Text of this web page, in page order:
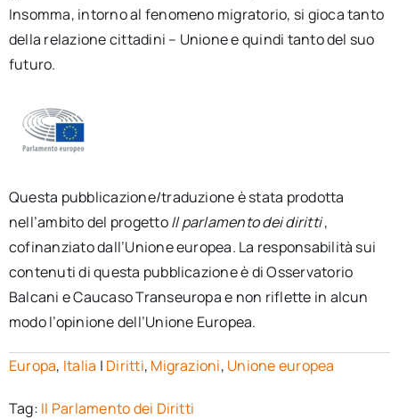
Insomma, intorno al fenomeno migratorio, si gioca tanto
della relazione cittadini – Unione e quindi tanto del suo
futuro.
Questa pubblicazione/traduzione è stata prodotta
nell’ambito del progettoIl parlamento dei diritti,
cofinanziato dall’Unione europea. La responsabilità sui
contenuti di questa pubblicazione è di Osservatorio
Balcani e Caucaso Transeuropa e non riflette in alcun
modo l’opinione dell’Unione Europea.
Europa, Italia | Diritti, Migrazioni, Unione europea
Tag: Il Parlamento dei Diritti